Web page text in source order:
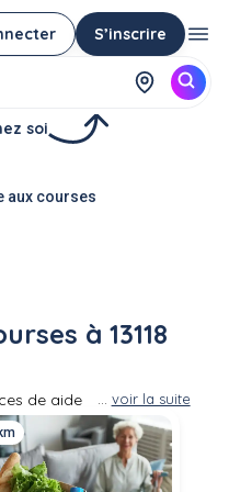
S’inscrire
soi
aux courses
à 13118
de aide
Istres Un
courses ou
voir la suite